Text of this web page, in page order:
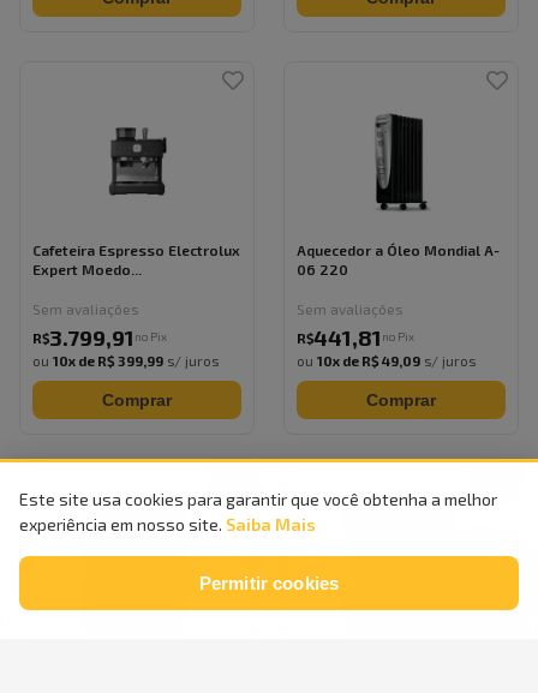
Cafeteira Espresso Electrolux
Expert Moedo...
Sem avaliações
R$3.799,91 no Pix
ou 10x de R$ 399,99 s/ juros
Comprar
Aquecedor a Óleo Mondial A-
06 220
Sem avaliações
R$441,81 no Pix
ou 10x de R$ 49,09 s/ juros
Comprar
Este site usa cookies para garantir que você obtenha a melhor
experiência em nosso site. Saiba Mais
Permitir cookies